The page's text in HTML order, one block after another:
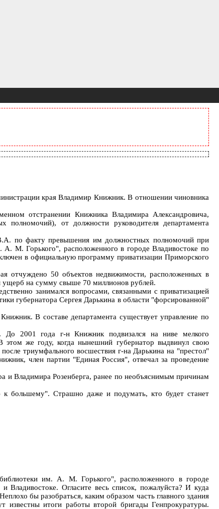
края Владимир Книжник. В отношении чиновника
отстранении Книжника Владимира Александровича,
от должности руководителя департамента
по факту превышения им должностных полномочий при
А. М. Горького", расположенного в городе Владивостоке по
в официальную программу приватизации Приморского
отчуждено 50 объектов недвижимости, расположенных в
ущерб на сумму свыше 70 миллионов рублей.
занимался вопросами, связанными с приватизацией
губернатора Сергея Дарькина в области "форсированной"
В составе департамента существует управление по
2001 года г-н Книжник подвизался на ниве мелкого
этом же году, когда нынешний губернатор выдвинул свою
триумфального восшествия г-на Дарькина на "престол"
член партии "Единая Россия", отвечал за проведение
и Владимира Розенберга, ранее по необъяснимым причинам
к большему". Страшно даже и подумать, кто будет станет
им. А. М. Горького", расположенного в городе
Огласите весь список, пожалуйста? И куда
бы разобраться, каким образом часть главного здания
итоги работы второй бригады Генпрокуратуры.